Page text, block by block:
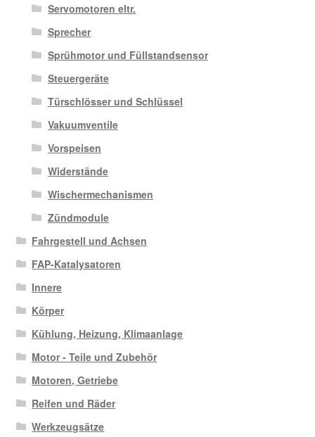
Servomotoren eltr.
Sprecher
Sprühmotor und Füllstandsensor
Steuergeräte
Türschlösser und Schlüssel
Vakuumventile
Vorspeisen
Widerstände
Wischermechanismen
Zündmodule
Fahrgestell und Achsen
FAP-Katalysatoren
Innere
Körper
Kühlung, Heizung, Klimaanlage
Motor - Teile und Zubehör
Motoren, Getriebe
Reifen und Räder
Werkzeugsätze